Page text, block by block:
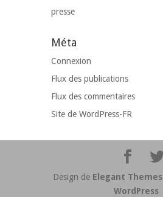
presse
Méta
Connexion
Flux des publications
Flux des commentaires
Site de WordPress-FR
Design de Elegant Themes
WordPress